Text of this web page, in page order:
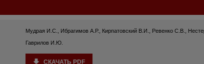
Мудрая И.С., Ибрагимов А.Р., Кирпатовский В.И., Ревенко С.В.,
Гаврилов И.Ю.
СКАЧАТЬ PDF